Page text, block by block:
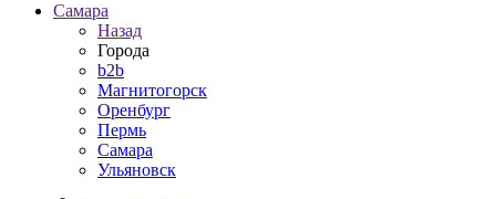
Самара
Назад
Города
b2b
Магнитогорск
Оренбург
Пермь
Самара
Ульяновск